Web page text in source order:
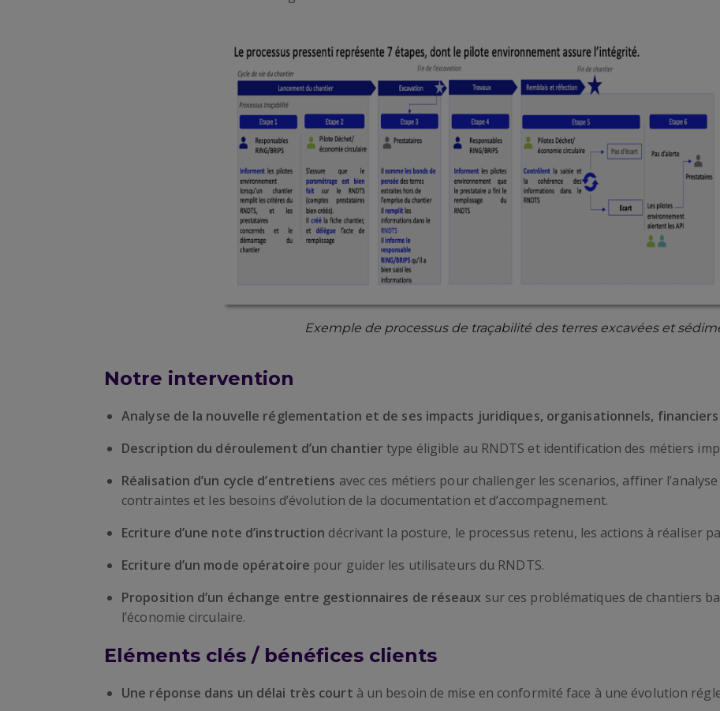
Exemple de processus de traçabilité des terres excavées et
Notre intervention
Analyse de la nouvelle réglementation et de ses impacts juridiques, organisationnels,
Description du déroulement d’un chantiertype éligible au RNDTS et identification des métiers
Réalisation d’un cycle d’entretiens avec ces métiers pour challenger les scenarios, affiner
contraintes et les besoins d’évolution de la documentation et d’accompagnement.
Ecriture d’une note d’instruction décrivant la posture, le processus retenu, les actions à réaliser
Ecriture d’un mode opératoire pour guider les utilisateurs du RNDTS.
Proposition d’un échange entre gestionnaires de réseaux sur ces problématiques de chantiers
l’économie circulaire.
Eléments clés / bénéfices clients
Une réponse dans un délai très court à un besoin de mise en conformité face à une évolution